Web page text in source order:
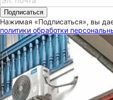
Подписаться
Нажимая «Подписаться», вы
политики обработки